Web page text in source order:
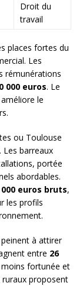
Droit du
travail
places fortes du
Les
rémunérations
000 euros. Le
le
ou Toulouse
Les barreaux
portée
abordables.
000 euros bruts,
les profils
à attirer
entre 26
fortunée et
proposent